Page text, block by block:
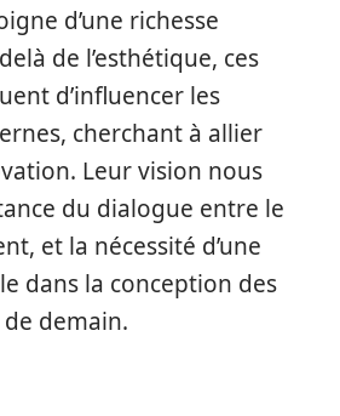
d’une richesse
de l’esthétique, ces
d’influencer les
cherchant à allier
Leur vision nous
du dialogue entre le
et la nécessité d’une
dans la conception des
demain.